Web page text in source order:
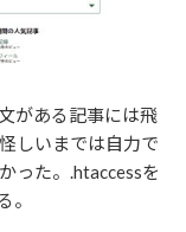
がある記事には飛
しいまでは自力で
った。.htaccessを
。